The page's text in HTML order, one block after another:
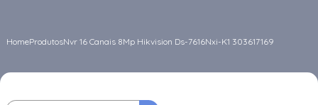
HomeProdutosNvr 16 Canais 8Mp Hikvision Ds-7616Nxi-K1 303617169